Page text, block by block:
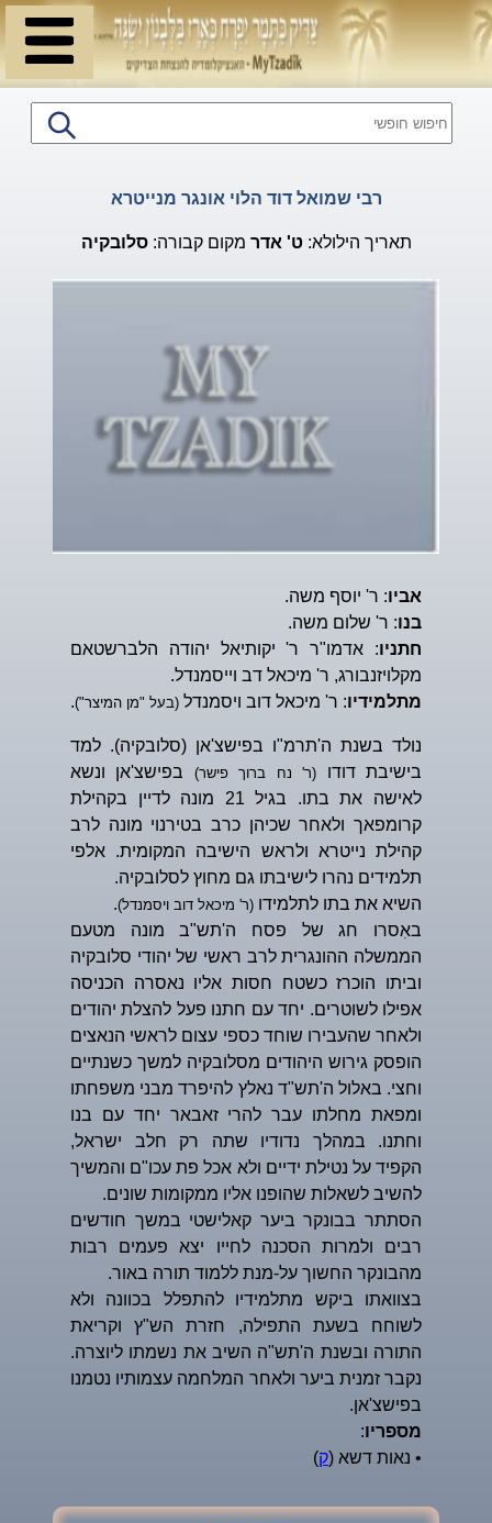
רבי שמואל דוד הלוי אונגר מנייטרא
תאריך הילולא:ט' אדר מקום קבורה:סלובקיה
אביו: ר' יוסף משה.
בנו: ר' שלום משה.
חתניו: אדמו"ר ר' יקותיאל יהודה הלברשטאם
מקלויזנבורג, ר' מיכאל דב וייסמנדל.
מתלמידיו: ר' מיכאל דוב ויסמנדל (בעל "מן המיצר").
נולד בשנת ה'תרמ"ו בפישצ'אן (סלובקיה). למד
בישיבת דודו (ר' נח ברוך פישר) בפישצ'אן ונשא
לאישה את בתו. בגיל 21 מונה לדיין בקהילת
קרומפאך ולאחר שכיהן כרב בטירנוי מונה לרב
קהילת נייטרא ולראש הישיבה המקומית. אלפי
תלמידים נהרו לישיבתו גם מחוץ לסלובקיה.
השיא את בתו לתלמידו (ר' מיכאל דוב ויסמנדל).
באִסרו חג של פסח ה'תש"ב מונה מטעם
הממשלה ההונגרית לרב ראשי של יהודי סלובקיה
וביתו הוכרז כשטח חסות אליו נאסרה הכניסה
אפילו לשוטרים. יחד עם חתנו פעל להצלת יהודים
ולאחר שהעבירו שוחד כספי עצום לראשי הנאצים
הופסק גירוש היהודים מסלובקיה למשך כשנתיים
וחצי. באלול ה'תש"ד נאלץ להיפרד מבני משפחתו
ומפאת מחלתו עבר להרי זאבאר יחד עם בנו
וחתנו. במהלך נדודיו שתה רק חלב ישראל,
הקפיד על נטילת ידיים ולא אכל פת עכו"ם והמשיך
להשיב לשאלות שהופנו אליו ממקומות שונים.
הסתתר בבונקר ביער קאלישטי במשך חודשים
רבים ולמרות הסכנה לחייו יצא פעמים רבות
מהבונקר החשוך על-מנת ללמוד תורה באור.
בצוואתו ביקש מתלמידיו להתפלל בכוונה ולא
לשוחח בשעת התפילה, חזרת הש"ץ וקריאת
התורה ובשנת ה'תש"ה השיב את נשמתו ליוצרה.
נקבר זמנית ביער ולאחר המלחמה עצמותיו נטמנו
בפישצ'אן.
מספריו:
• נאות דשא (ק)